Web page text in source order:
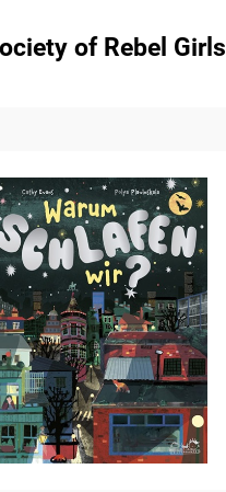
of Rebel Girls